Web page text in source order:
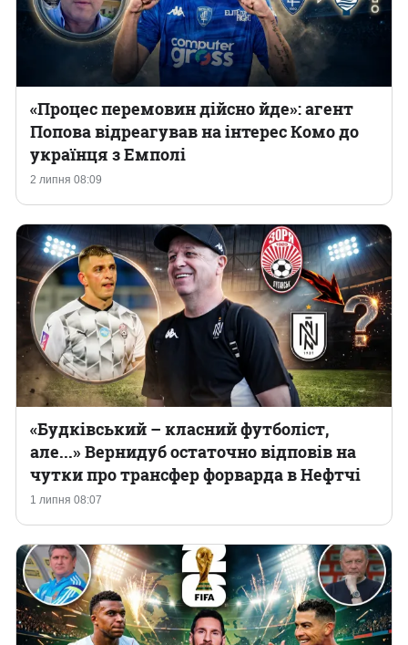
2 липня 08:09
«Процес перемовин дійсно йде»: агент
Попова відреагував на інтерес Комо до
українця з Емполі
1 липня 08:07
«Будківський – класний футболіст,
але...» Вернидуб остаточно відповів на
чутки про трансфер форварда в Нефтчі